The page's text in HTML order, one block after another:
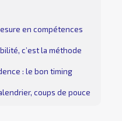
en compétences
c’est la méthode
: le bon timing
coups de pouce